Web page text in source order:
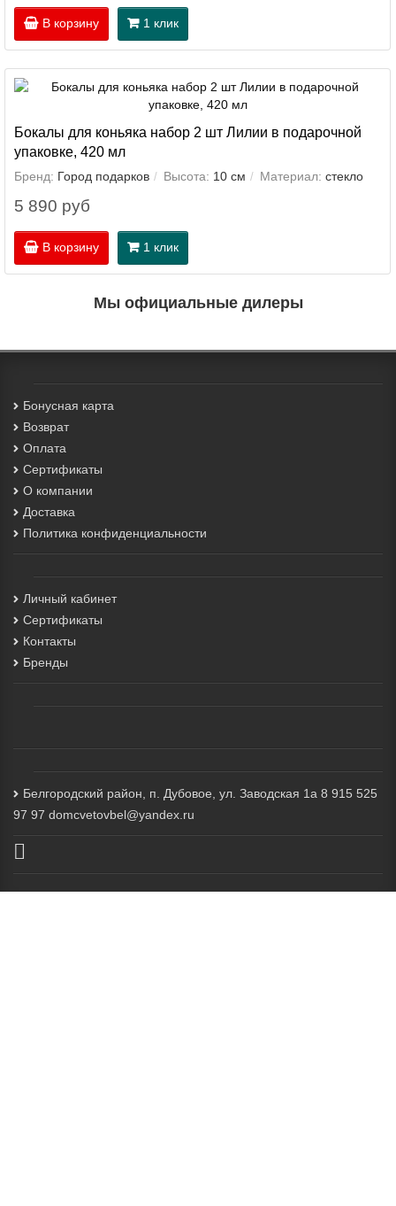
В корзину 1 клик
Бокалы для коньяка набор 2 шт Лилии в подарочной
упаковке, 420 мл
Бренд: Город подарков Высота: 10 см Материал: стекло
5 890 руб
В корзину 1 клик
Мы официальные дилеры
Бонусная карта
Возврат
Оплата
Сертификаты
О компании
Доставка
Политика конфиденциальности
Личный кабинет
Сертификаты
Контакты
Бренды
Белгородский район, п. Дубовое, ул. Заводская 1а 8 915 525
97 97 domcvetovbel@yandex.ru